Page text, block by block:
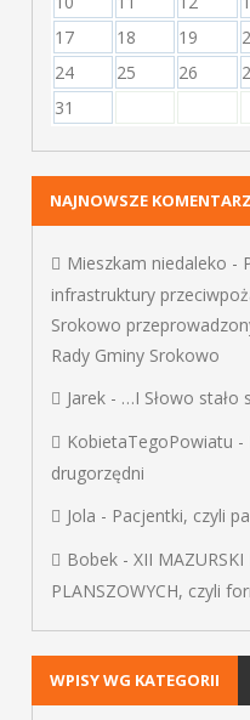
17
18 19
24
25 26
31
NAJNOWSZE
Mieszkam niedaleko -
infrastruktury
Srokowo
Rady Gminy Srokowo
Jarek- …I Słowo stało
KobietaTegoPowiatu -
drugorzędni
Jola - Pacjentki, czyli
Bobek- XII
PLANSZOWYCH, czyli
WPISY WG KATEGORII